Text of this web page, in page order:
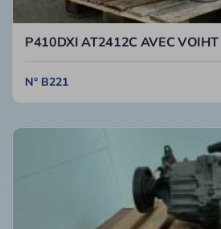
P410DXI AT2412C AVEC VOIHT
N° B221